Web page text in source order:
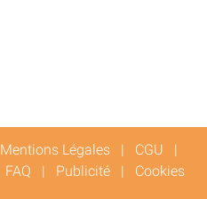
Mentions Légales | CGU |
FAQ | Publicité | Cookies